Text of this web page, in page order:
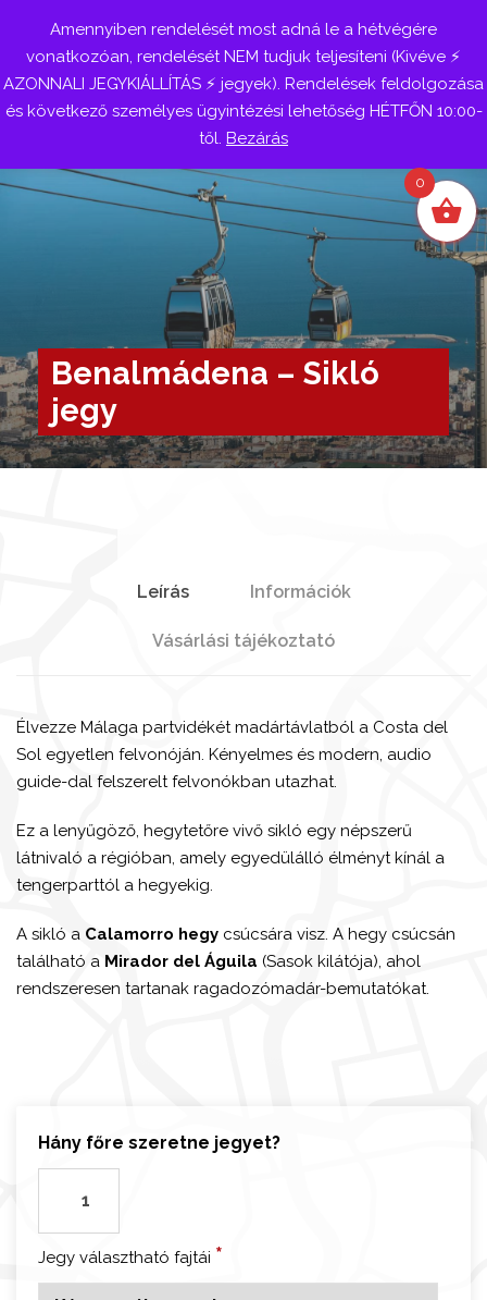
Belépés
Benalmádena – Sikló
jegy
Hány főre szeretne jegyet?
n
a
l
Jegy választható fajtái *
Leírás Információk
Vásárlási tájékoztató
Élvezze Málaga partvidékét madártávlatból a Costa del
Sol egyetlen felvonóján. Kényelmes és modern, audio
guide-dal felszerelt felvonókban utazhat.
Ez a lenyűgöző, hegytetőre vivő sikló egy népszerű
látnivaló a régióban, amely egyedülálló élményt kínál a
tengerparttól a hegyekig.
A sikló a Calamorro hegy csúcsára visz. A hegy csúcsán
található a Mirador del Águila (Sasok kilátója), ahol
rendszeresen tartanak ragadozómadár-bemutatókat.
Amennyiben rendelését most adná le a hétvégére
vonatkozóan, rendelését NEM tudjuk teljesíteni (Kivéve ⚡
AZONNALI JEGYKIÁLLÍTÁS ⚡ jegyek). Rendelések feldolgozása
és következő személyes ügyintézési lehetőség HÉTFŐN 10:00-
től. Bezárás
0